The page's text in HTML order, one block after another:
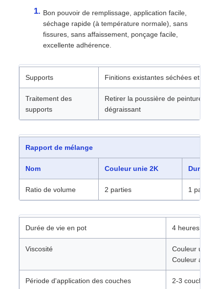
Bon pouvoir de remplissage, application facile,
séchage rapide (à température normale), sans
fissures, sans affaissement, ponçage facile,
excellente adhérence.
Supports Finitions existantes séchées et
Traitement des
supports
Retirer la poussière de peinture et
dégraissant
Rapport de mélange
Nom Couleur unie 2K
Ratio de volume 2 parties 1 partie
Durée de vie en pot 4 heures à 20
Viscosité
Couleur unie :
Couleur
Période d'application des couches 2-3 couches